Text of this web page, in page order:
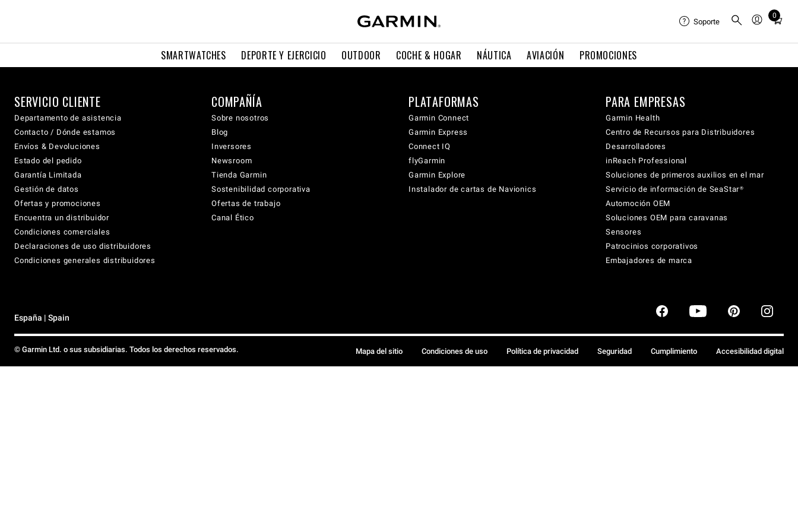
SMARTWATCHES DEPORTE Y EJERCICIO OUTDOOR COCHE & HOGAR NÁUTICA AVIACIÓN PROMOCIONES
Soporte
0
Total
cart:
SERVICIO CLIENTE
Departamento de asistencia
Contacto / Dónde estamos
Envíos & Devoluciones
Estado del pedido
Garantía Limitada
Gestión de datos
Ofertas y promociones
Encuentra un distribuidor
Condiciones comerciales
Declaraciones de uso distribuidores
Condiciones generales distribuidores
COMPAÑÍA
Sobre nosotros
Blog
Inversores
Newsroom
Tienda Garmin
Sostenibilidad corporativa
Ofertas de trabajo
Canal Ético
PLATAFORMAS
Garmin Connect
Garmin Express
Connect IQ
flyGarmin
Garmin Explore
Instalador de cartas de Navionics
PARA EMPRESAS
Garmin Health
Centro de Recursos para Distribuidores
Desarrolladores
inReach Professional
Soluciones de primeros auxilios en el mar
Servicio de información de SeaStar®
Automoción OEM
Soluciones OEM para caravanas
Sensores
Patrocinios corporativos
Embajadores de marca
España | Spain
© Garmin Ltd. o sus subsidiarias. Todos los derechos reservados. Mapa del sitio Condiciones de uso Política de privacidad Seguridad Cumplimiento Accesibilidad digital